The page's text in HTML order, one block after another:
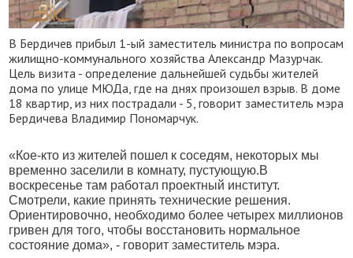
В Бердичев прибыл 1-ый заместитель министра по вопросам
жилищно-коммунального хозяйства Александр Мазурчак.
Цель визита - определение дальнейшей судьбы жителей
дома по улице МЮДа, где на днях произошел взрыв. В доме
18 квартир, из них пострадали - 5, говорит заместитель мэра
Бердичева Владимир Пономарчук.
«Кое-кто из жителей пошел к соседям, некоторых мы
временно заселили в комнату, пустующую.В
воскресенье там работал проектный институт.
Смотрели, какие принять технические решения.
Ориентировочно, необходимо более четырех миллионов
гривен для того, чтобы восстановить нормальное
состояние дома», - говорит заместитель мэра.